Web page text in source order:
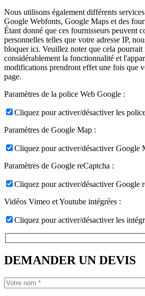
Nous utilisons également différents
Google Webfonts, Google Maps et des
Étant donné que ces fournisseurs peuvent
personnelles telles que votre adresse IP,
bloquer ici. Veuillez noter que cela pourrait
considérablement la fonctionnalité et
modifications prendront effet une fois que
page.
Paramètres de la police Web Google :
Cliquez pour activer/désactiver les
Paramètres de Google Map :
Cliquez pour activer/désactiver Google
Paramètres de Google reCaptcha :
Cliquez pour activer/désactiver Google
Vidéos Vimeo et Youtube intégrées :
Cliquez pour activer/désactiver les
DEMANDER UN DEVIS